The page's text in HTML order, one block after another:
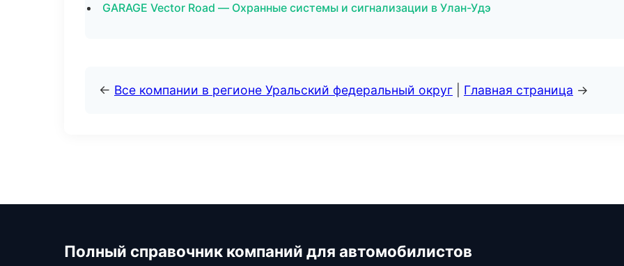
GARAGE Vector Road — Охранные системы и сигнализации в Улан-Удэ
← Все компании в регионе Уральский федеральный округ Главная страница →
Полный справочник компаний для автомобилистов